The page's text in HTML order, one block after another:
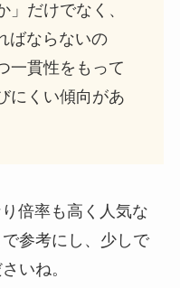
だけでなく、
ばならないの
一貫性をもって
にくい傾向があ
倍率も高く人気な
参考にし、少しで
いね。